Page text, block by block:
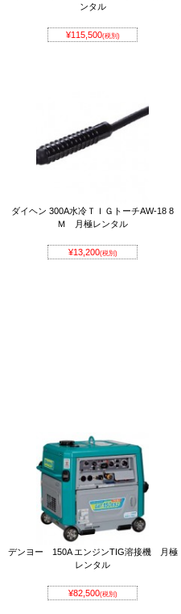
ンタル
¥115,500(税別)
ダイヘン 300A水冷ＴＩＧトーチAW-18 8
Ｍ 月極レンタル
¥13,200(税別)
デンヨー 150A エンジンTIG溶接機 月極
レンタル
¥82,500(税別)